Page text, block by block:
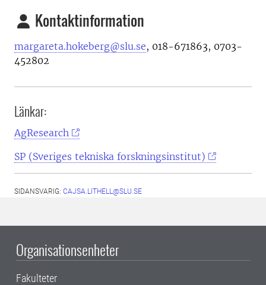
Kontaktinformation
margareta.hokeberg@slu.se, 018-671863, 0703-
452802
Länkar:
AgResearch
SP (Sveriges tekniska forskningsinstitut)
SIDANSVARIG: CAJSA.LITHELL@SLU.SE
Organisationsenheter
Fakulteter